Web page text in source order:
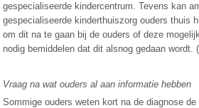
gespecialiseerde kindercentrum. Tevens kan
gespecialiseerde kinderthuiszorg ouders thuis
om dit na te gaan bij de ouders of deze
nodig bemiddelen dat dit alsnog gedaan wordt.
Vraag na wat ouders al aan informatie hebben
Sommige ouders weten kort na de diagnose